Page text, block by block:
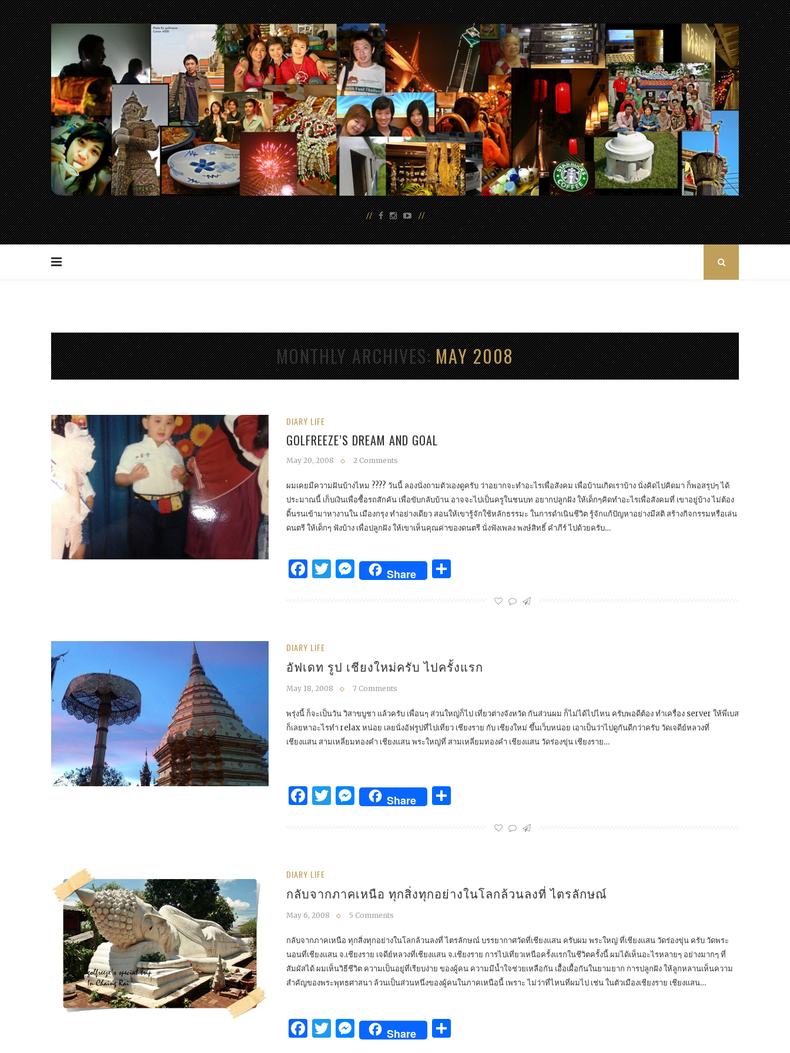
MONTHLY ARCHIVES MAY 2008
DIARY LIFE
GOLFREEZE’S DREAM AND GOAL
May 20, 2008 2 Comments
ผมเคยมีความฝันบ้างไหม ???? วันนี้ ลองนั่งถามตัวเองดูครับ ว่าอยากจะทำอะไรเพื่อสังคม เพื่อบ้านเกิดเราบ้าง นั่งคิดไปคิดมา ก็พอสรุปๆ ได้
ประมาณนี้ เก็บเงินเพื่อซื้อรถสักคัน เพื่อขับกลับบ้าน อาจจะไปเป็นครูในชนบท อยากปลูกฝัง ให้เด็กๆคิดทำอะไรเพื่อสังคมที่ เขาอยู่บ้าง ไม่ต้อง
ดิ้นรนเข้ามาหางานใน เมืองกรุง ทำอย่างเดียว สอนให้เขารู้จักใช้หลักธรรมะ ในการดำเนินชีวิต รู้จักแก้ปัญหาอย่างมีสติ สร้างกิจกรรมหรือเล่น
ดนตรี ให้เด็กๆ ฟังบ้าง เพื่อปลูกฝัง ให้เขาเห็นคุณค่าของดนตรี นั่งฟังเพลง พงษ์สิทธิ์ คำภีร์ ไปด้วยครับ…
Facebook
Twitter
Messenger
Share
DIARY LIFE
อัฟเดท รูป เชียงใหม่ครับ ไปครั้งแรก
May 18, 2008 7 Comments
พรุ่งนี้ ก็จะเป็นวัน วิสาขบูชา แล้วครับ เพื่อนๆ ส่วนใหญ่ก็ไป เที่ยวต่างจังหวัด กันส่วนผม ก็ไม่ได้ไปไหน ครับพอดีต้อง ทำเครื่อง server ให้พี่เบส
ก็เลยหาอะไรทำ relax หน่อย เลยนั่งอัฟรูปที่ไปเที่ยว เชียงราย กับ เชียงใหม่ ขึ้นเว็บหน่อย เอาเป็นว่าไปดูกันดีกว่าครับ วัดเจดีย์หลวงที่
เชียงแสน สามเหลี่ยมทองคำ เชียงแสน พระใหญ่ที่ สามเหลี่ยมทองคำ เชียงแสน วัดร่องขุ่น เชียงราย…
Facebook
Twitter
Messenger
Share
DIARY LIFE
กลับจากภาคเหนือ ทุกสิ่งทุกอย่างในโลกล้วนลงที่ ไตรลักษณ์
May 6, 2008 5 Comments
กลับจากภาคเหนือ ทุกสิ่งทุกอย่างในโลกล้วนลงที่ ไตรลักษณ์ บรรยากาศวัดที่เชียงแสน ครับผม พระใหญ่ ที่เชียงแสน วัดร่องขุ่น ครับ วัดพระ
นอนที่เชียงแสน จ.เชียงราย เจดีย์หลวงที่เชียงแสน จ.เชียงราย การไปเที่ยวเหนือครั้งแรกในชีวิตครั้งนี้ ผมได้เห็นอะไรหลายๆ อย่างมากๆ ที่
สัมผัสได้ ผมเห็นวิธีชีวิต ความเป็นอยู่ที่เรียบง่าย ของผู้คน ความมีน้ำใจช่วยเหลือกัน เอื้อเผื้อกันในยามยาก การปลูกฝัง ให้ลูกหลานเห็นความ
สำคัญของพระพุทธศาสนา ล้วนเป็นส่วนหนึ่งของผู้คนในภาคเหนือนี้ เพราะ ไม่ว่าที่ไหนที่ผมไป เช่น ในตัวเมืองเชียงราย เชียงแสน…
Facebook
Twitter
Messenger
Share